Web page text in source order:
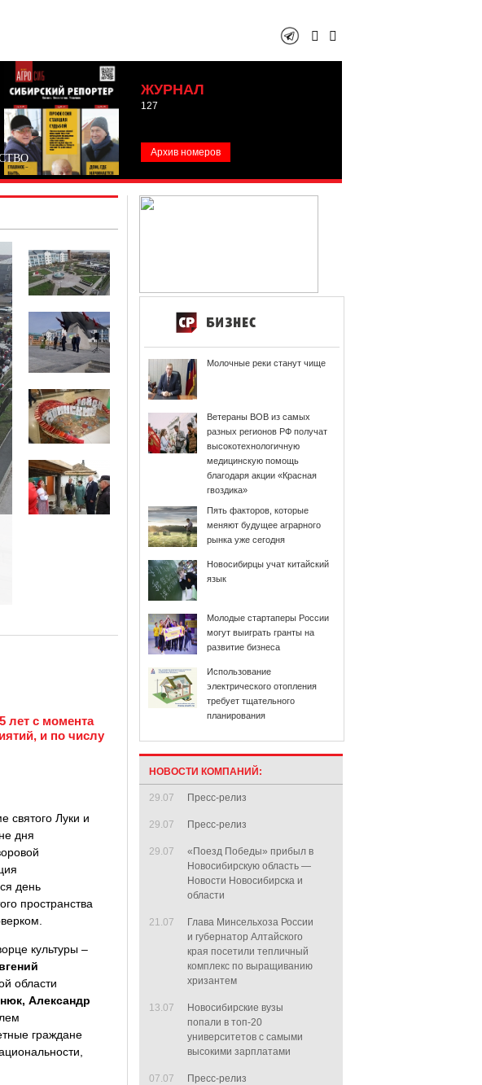
ЖУРНАЛ
127
Архив номеров
лет с момента
и по числу
святого Луки и
дня
день
пространства
культуры –
области
Александр
граждане
Молочные реки станут чище
Ветераны ВОВ из самых
разных регионов РФ получат
высокотехнологичную
медицинскую помощь
благодаря акции «Красная
гвоздика»
Пять факторов, которые
меняют будущее аграрного
рынка уже сегодня
Новосибирцы учат китайский
язык
Молодые стартаперы России
могут выиграть гранты на
развитие бизнеса
Использование
электрического отопления
требует тщательного
планирования
НОВОСТИ КОМПАНИЙ:
29.07 Пресс-релиз
29.07 Пресс-релиз
29.07
«Поезд Победы» прибыл в
Новосибирскую область —
Новости Новосибирска и
области
21.07
Глава Минсельхоза России
и губернатор Алтайского
края посетили тепличный
комплекс по выращиванию
хризантем
13.07
Новосибирские вузы
попали в топ-20
университетов с самыми
высокими зарплатами
07.07 Пресс-релиз